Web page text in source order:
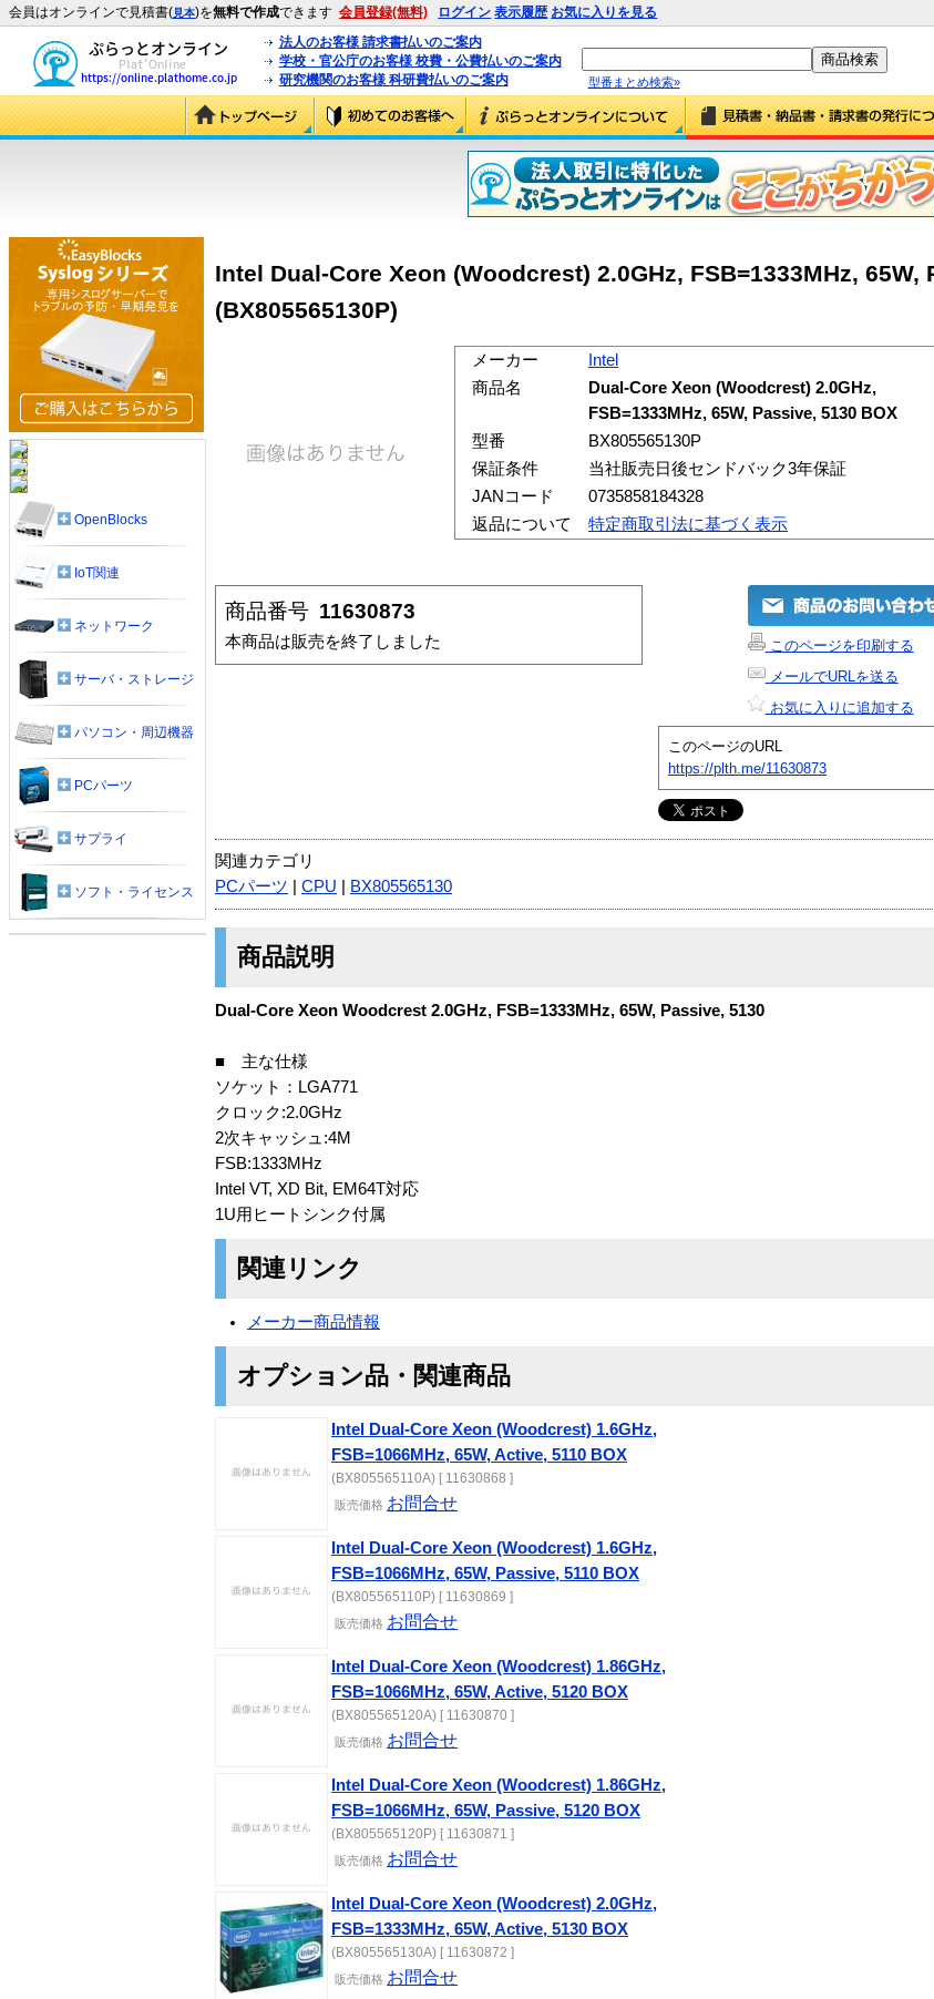
会員はオンラインで見積書(見本)を無料で作成できます 会員登録(無料) ログイン 表示履歴 お気に入りを見る
法人のお客様 請求書払いのご案内
学校・官公庁のお客様 校費・公費払いのご案内
研究機関のお客様 科研費払いのご案内
型番まとめ検索»
Intel Dual-Core Xeon (Woodcrest) 2.0GHz, FSB=1333MHz, 65W,
(BX805565130P)
メーカー
Intel
商品名
Dual-Core Xeon (Woodcrest) 2.0GHz,
FSB=1333MHz, 65W, Passive, 5130 BOX
型番
BX805565130P
保証条件
当社販売日後センドバック3年保証
JANコード
0735858184328
返品について
特定商取引法に基づく表示
商品番号 11630873
本商品は販売を終了しました
このページを印刷する
メールでURLを送る
お気に入りに追加する
このページのURL
https://plth.me/11630873
関連カテゴリ
PCパーツ
CPU BX805565130
商品説明
Dual-Core Xeon Woodcrest 2.0GHz, FSB=1333MHz, 65W, Passive, 5130
■ 主な仕様
ソケット：LGA771
クロック:2.0GHz
2次キャッシュ:4M
FSB:1333MHz
Intel VT, XD Bit, EM64T対応
1U用ヒートシンク付属
関連リンク
メーカー商品情報
オプション品・関連商品
Intel Dual-Core Xeon (Woodcrest) 1.6GHz,
FSB=1066MHz, 65W, Active, 5110 BOX
(BX805565110A) [ 11630868 ]
販売価格 お問合せ
Intel Dual-Core Xeon (Woodcrest) 1.6GHz,
FSB=1066MHz, 65W, Passive, 5110 BOX
(BX805565110P) [ 11630869 ]
販売価格 お問合せ
Intel Dual-Core Xeon (Woodcrest) 1.86GHz,
FSB=1066MHz, 65W, Active, 5120 BOX
(BX805565120A) [ 11630870 ]
販売価格 お問合せ
Intel Dual-Core Xeon (Woodcrest) 1.86GHz,
FSB=1066MHz, 65W, Passive, 5120 BOX
(BX805565120P) [ 11630871 ]
販売価格 お問合せ
Intel Dual-Core Xeon (Woodcrest) 2.0GHz,
FSB=1333MHz, 65W, Active, 5130 BOX
(BX805565130A) [ 11630872 ]
販売価格 お問合せ
OpenBlocks
IoT関連
ネットワーク
サーバ・ストレージ
パソコン・周辺機器
PCパーツ
サプライ
ソフト・ライセンス